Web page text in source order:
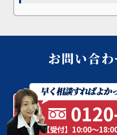
【受付】10:00～